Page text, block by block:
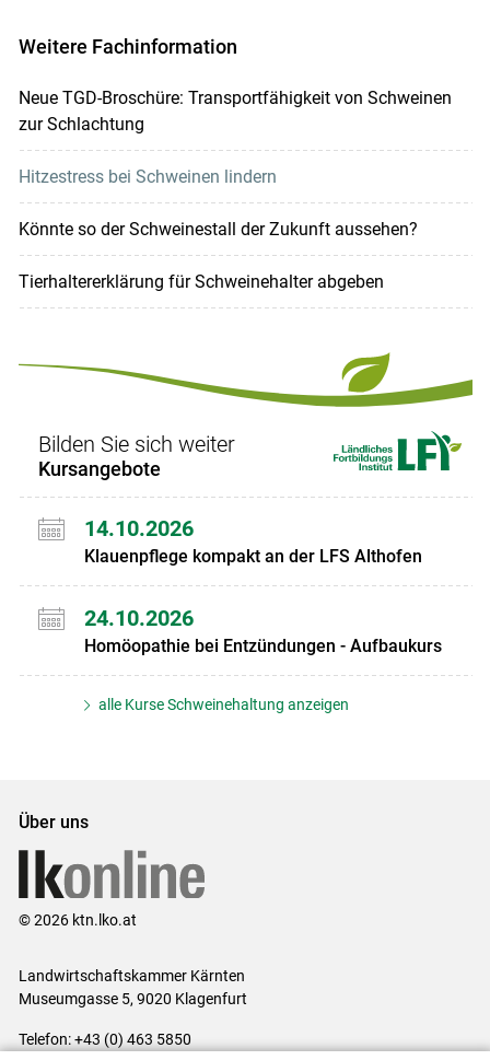
Weitere Fachinformation
Neue TGD-Broschüre: Transportfähigkeit von Schweinen
zur Schlachtung
Hitzestress bei Schweinen lindern
Könnte so der Schweinestall der Zukunft aussehen?
Tierhaltererklärung für Schweinehalter abgeben
Bilden Sie sich weiter
Kursangebote
14.10.2026
Klauenpflege kompakt an der LFS Althofen
24.10.2026
Homöopathie bei Entzündungen - Aufbaukurs
alle Kurse Schweinehaltung anzeigen
Über uns
© 2026 ktn.lko.at
Landwirtschaftskammer Kärnten
Museumgasse 5, 9020 Klagenfurt
Telefon: +43 (0) 463 5850